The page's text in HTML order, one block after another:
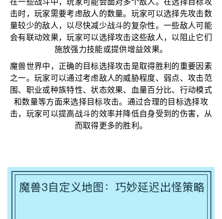
击时，玩家需要考虑敌人的数量。玩家可以选择先攻击数
量较少的敌人，以尽快减少战斗的复杂性。一些敌人可能
会有联动效果，玩家可以选择攻击这些敌人，以阻止它们
施放强力技能或提供增益效果。
魔兽世界中，正确的目标选择攻击是取得胜利的重要因素
之一。玩家可以通过考虑敌人的威胁程度、弱点、攻击范
围、职业或种族特性、状态效果、血量百分比、行动模式
和数量等方面来选择目标攻击。通过合理的目标选择攻
击，玩家可以提高战斗的效率并降低自身受到的伤害，从
而取得更多的胜利。